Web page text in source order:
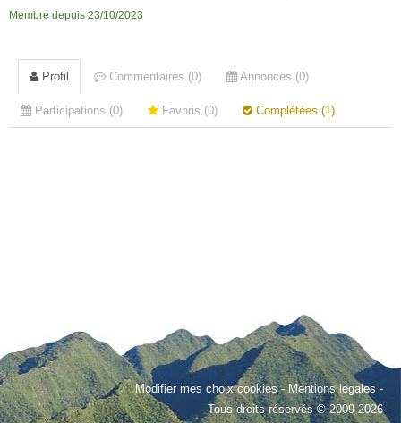
Membre depuis 23/10/2023
Profil Commentaires (0) Annonces (0)
Participations (0) Favoris (0) Complétées (1)
Modifier mes choix cookies-Mentions légales -
Tous droits réservés © 2009-2026